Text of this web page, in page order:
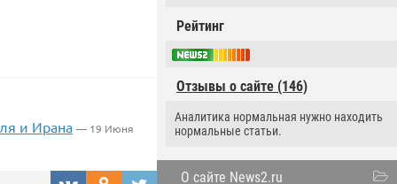
Рейтинг
Отзывы о сайте (146)
Аналитика нормальная нужно находить
нормальные статьи.
О сайте News2.ru
и Ирана — 19 Июня